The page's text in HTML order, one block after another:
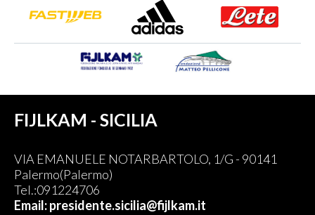
FIJLKAM - SICILIA
VIA EMANUELE NOTARBARTOLO, 1/G - 90141
Palermo(Palermo)
Tel.:091224706
Email: presidente.sicilia@fijlkam.it